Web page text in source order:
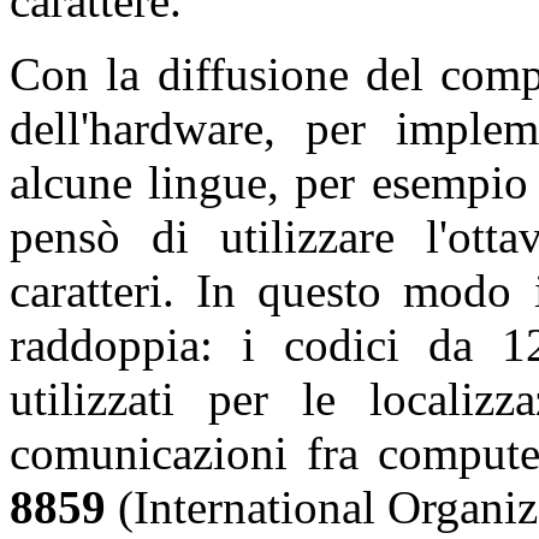
Con la diffusione del
dell'hardware, per
alcune lingue, per
pensò di utilizzare
caratteri. In questo
raddoppia: i codici da
utilizzati per le
comunicazioni fra
8859 (International